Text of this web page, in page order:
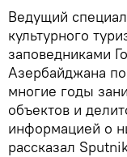
Ведущий
культурного
заповедниками
Азербайджана
многие годы
объектов и
информацией о
рассказал